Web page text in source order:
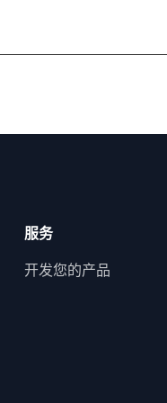
服务
开发您的产品